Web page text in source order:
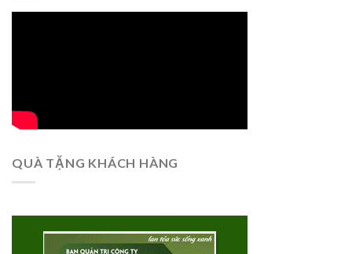
QUÀ TẶNG KHÁCH HÀNG